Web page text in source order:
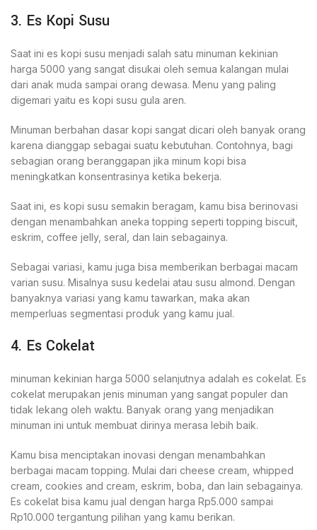
3. Es Kopi Susu
Saat ini es kopi susu menjadi salah satu minuman kekinian
harga 5000 yang sangat disukai oleh semua kalangan mulai
dari anak muda sampai orang dewasa. Menu yang paling
digemari yaitu es kopi susu gula aren.
Minuman berbahan dasar kopi sangat dicari oleh banyak orang
karena dianggap sebagai suatu kebutuhan. Contohnya, bagi
sebagian orang beranggapan jika minum kopi bisa
meningkatkan konsentrasinya ketika bekerja.
Saat ini, es kopi susu semakin beragam, kamu bisa berinovasi
dengan menambahkan aneka topping seperti topping biscuit,
eskrim, coffee jelly, seral, dan lain sebagainya.
Sebagai variasi, kamu juga bisa memberikan berbagai macam
varian susu. Misalnya susu kedelai atau susu almond. Dengan
banyaknya variasi yang kamu tawarkan, maka akan
memperluas segmentasi produk yang kamu jual.
4. Es Cokelat
minuman kekinian harga 5000 selanjutnya adalah es cokelat. Es
cokelat merupakan jenis minuman yang sangat populer dan
tidak lekang oleh waktu. Banyak orang yang menjadikan
minuman ini untuk membuat dirinya merasa lebih baik.
Kamu bisa menciptakan inovasi dengan menambahkan
berbagai macam topping. Mulai dari cheese cream, whipped
cream, cookies and cream, eskrim, boba, dan lain sebagainya.
Es cokelat bisa kamu jual dengan harga Rp5.000 sampai
Rp10.000 tergantung pilihan yang kamu berikan.